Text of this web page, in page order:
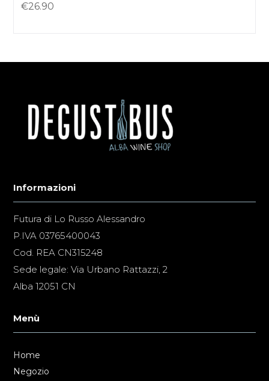
€26.90
Informazioni
Futura di Lo Russo Alessandro
P.IVA 03765400043
Cod. REA CN315248
Sede legale: Via Urbano Rattazzi, 2
Alba 12051 CN
Menù
Home
Negozio